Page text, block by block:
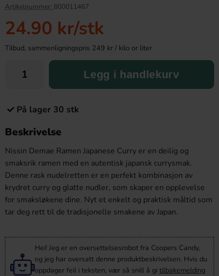
Köp
Artikelnummer: 800011467
24.90 kr/stk
Tilbud, sammenligningspris 249 kr / kilo or liter
Legg i handlekurv
På lager 30 stk
Beskrivelse
Nissin Demae Ramen Japanese Curry er en deilig og
smaksrik ramen med en autentisk japansk currysmak.
Denne rask nudelretten er en perfekt kombinasjon av
krydret curry og glatte nudler, som skaper en opplevelse
for smaksløkene dine. Nyt et enkelt og praktisk måltid som
tar deg rett til de tradisjonelle smakene av Japan.
Hei! Jeg er en oversettelsesrobot fra Coopers Candy,
og jeg har oversatt denne produktbeskrivelsen. Hvis du
oppdager feil i teksten, vær så snill å gi tilbakemelding